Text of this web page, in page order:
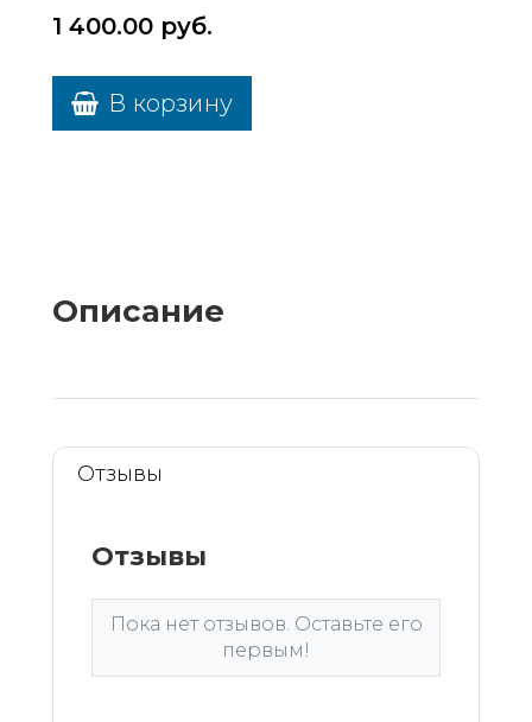
1 400.00 руб.
В корзину
Описание
Отзывы
Отзывы
Пока нет отзывов. Оставьте его
первым!